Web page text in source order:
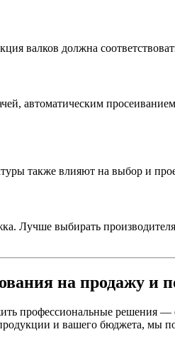
валков должна
автоматическим
также влияют на выбор и
Лучше выбирать
на продажу и
профессиональные решения —
и вашего бюджета, мы